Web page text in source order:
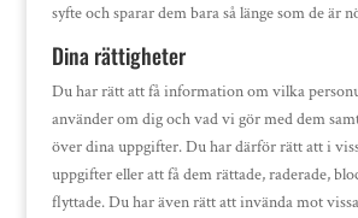
syfte och sparar dem bara så länge som de är
Dina rättigheter
Du har rätt att få information om vilka
använder om dig och vad vi gör med dem
över dina uppgifter. Du har därför rätt att i
uppgifter eller att få dem rättade, raderade,
flyttade. Du har även rätt att invända mot